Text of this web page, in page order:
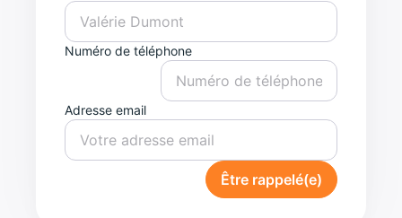
Numéro de téléphone
Adresse email
Être rappelé(e)